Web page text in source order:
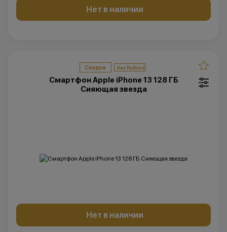
Нет в наличии
Скидка
Смартфон Apple iPhone 13 128 ГБ
Сияющая звезда
Нет в наличии